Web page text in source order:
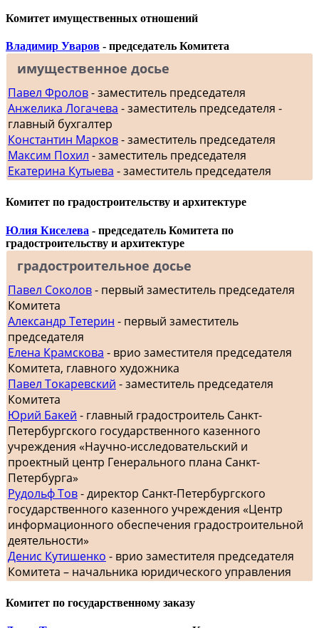
Комитет имущественных отношений
Владимир Уваров - председатель Комитета
имущественное досье
Павел Фролов- заместитель председателя
Анжелика Логачева - заместитель председателя -
главный бухгалтер
Константин Марков- заместитель председателя
Максим Похил - заместитель председателя
Екатерина Кутыева - заместитель председателя
Комитет по градостроительству и архитектуре
Юлия Киселева - председатель Комитета по
градостроительству и архитектуре
градостроительное досье
Павел Соколов- первый заместитель председателя
Комитета
Александр Тетерин - первый заместитель
председателя
Елена Крамскова - врио заместителя председателя
Комитета, главного художника
Павел Токаревский - заместитель председателя
Комитета
Юрий Бакей - главный градостроитель Санкт-
Петербургского государственного казенного
учреждения «Научно-исследовательский и
проектный центр Генерального плана Санкт-
Петербурга»
Рудольф Тов- директор Санкт-Петербургского
государственного казенного учреждения «Центр
информационного обеспечения градостроительной
деятельности»
Денис Кутишенко - врио заместителя председателя
Комитета – начальника юридического управления
Комитет по государственному заказу